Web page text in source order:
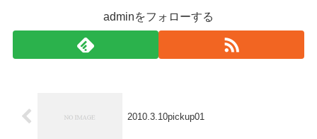
adminをフォローする
2010.3.10pickup01